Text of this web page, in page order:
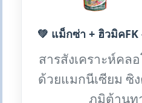
💚 แม็กซ่า + ฮิวมิค
สารสังเคราะห์คล
ด้วยแมกนีเซียม ซิง
ภูมิต้านท